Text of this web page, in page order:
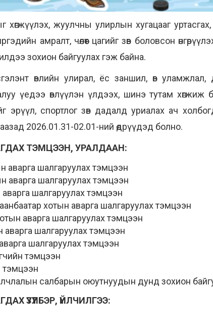
жуулчны улирлын хугацааг
амралт, чөлөөт цагийг зөв боловсон
зохион байгуулах гэж байна.
өвлийн улирал, ёс заншил, өв уламжлал,
үедээ өвлүүлэн үлдээх, шинэ тутам хөгжиж
эрүүл, спортлог зөв дадалд уриалах ач
2026.01.31-02.01-ний өдрүүдэд болно.
ТЭМЦЭЭН, УРАЛДААН:
аварга шалгаруулах тэмцээн
аварга шалгаруулах тэмцээн
шалгаруулах тэмцээн
хотын аварга шалгаруулах тэмцээн
аварга шалгаруулах тэмцээн
шалгаруулах тэмцээн
шалгаруулах тэмцээн
тэмцээн
тэмцээн
салбарын оюутнуудын дунд зохион
ҮЗҮҮЛБЭР, ҮЙЛЧИЛГЭЭ: